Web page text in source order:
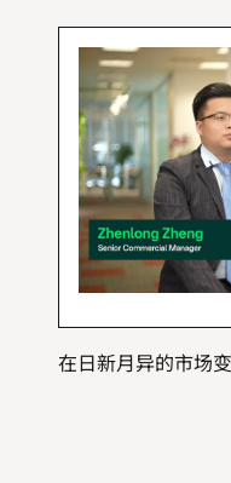
在日新月异的市场